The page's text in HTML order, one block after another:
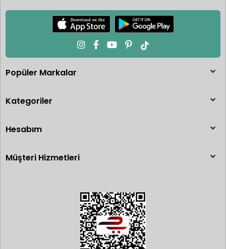
Popüler Markalar
Kategoriler
Hesabım
Müşteri Hizmetleri